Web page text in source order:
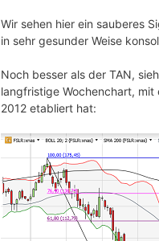
Wir sehen hier ein sauberes
in sehr gesunder Weise
Noch besser als der TAN,
langfristige Wochenchart,
2012 etabliert hat: